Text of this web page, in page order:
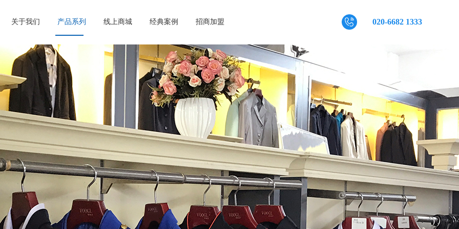
020-6682 1333
关于我们 产品系列 线上商城 经典案例 招商加盟